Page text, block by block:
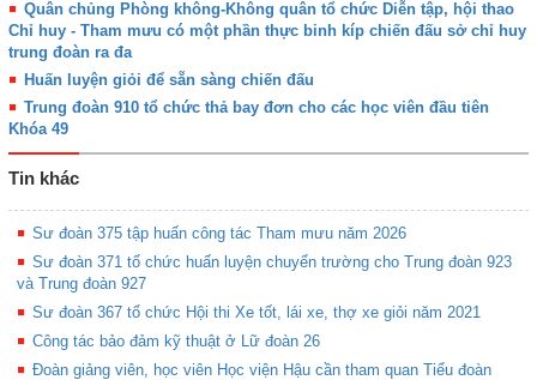
Quân chủng Phòng không-Không quân tổ chức Diễn tập, hội thao
Chỉ huy - Tham mưu có một phần thực binh kíp chiến đấu sở chỉ huy
trung đoàn ra đa
Huấn luyện giỏi để sẵn sàng chiến đấu
Trung đoàn 910 tổ chức thả bay đơn cho các học viên đầu tiên
Khóa 49
Tin khác
Sư đoàn 375 tập huấn công tác Tham mưu năm 2026
Sư đoàn 371 tổ chức huấn luyện chuyển trường cho Trung đoàn 923
và Trung đoàn 927
Sư đoàn 367 tổ chức Hội thi Xe tốt, lái xe, thợ xe giỏi năm 2021
Công tác bảo đảm kỹ thuật ở Lữ đoàn 26
Đoàn giảng viên, học viên Học viện Hậu cần tham quan Tiểu đoàn